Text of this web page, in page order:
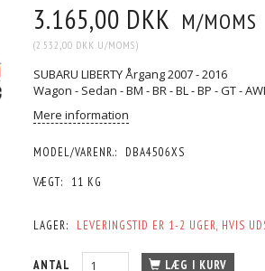
3.165,00 DKK M/MOMS
(2.532,00 DKK U/MOMS)
SUBARU LIBERTY Årgang 2007 - 2016
Wagon - Sedan - BM - BR - BL - BP - GT -
Mere information
MODEL/VARENR.:
DBA4506XS
VÆGT:
11 KG
LAGER: LEVERINGSTID ER 1-2 UGER, HVIS
ANTAL LÆG I KURV